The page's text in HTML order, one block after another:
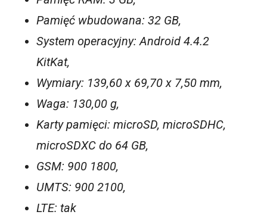
Pamięć wbudowana: 32 GB,
System operacyjny: Android 4.4.2
KitKat,
Wymiary: 139,60 x 69,70 x 7,50 mm,
Waga: 130,00 g,
Karty pamięci: microSD, microSDHC,
microSDXC do 64 GB,
GSM: 900 1800,
UMTS: 900 2100,
LTE: tak